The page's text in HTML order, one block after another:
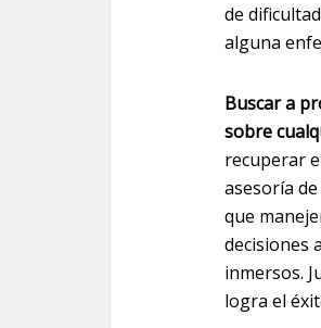
de
alguna
Buscar a
sobre
recuperar
asesoría
que
decisiones
inmersos.
logra el